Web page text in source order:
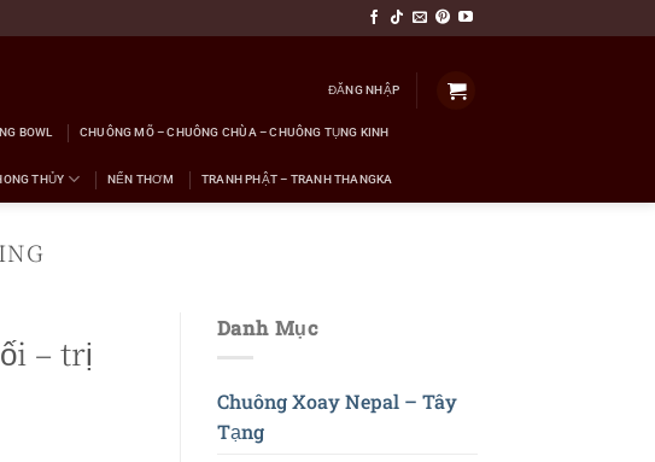
ĐĂNG NHẬP
BOWL CHUÔNG MÕ – CHUÔNG CHÙA – CHUÔNG TỤNG KINH
THỦY NẾN THƠM TRANH PHẬT – TRANH THANGKA
– trị
Danh Mục
Chuông Xoay Nepal – Tây
Tạng